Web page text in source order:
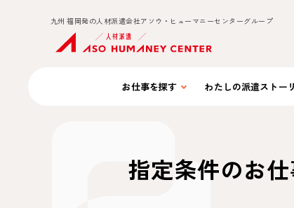
九州 福岡発の人材派遣会社アソウ・ヒューマニーセンターグループ
お仕事を探す わたしの派遣ストー
指定条件のお